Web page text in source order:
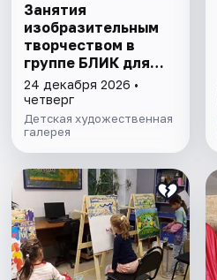
Занятия
изобразительным
творчеством в
группе БЛИК для
детей от 3 до 7 лет
24 декабря 2026 •
четверг
Детская художественная
галерея